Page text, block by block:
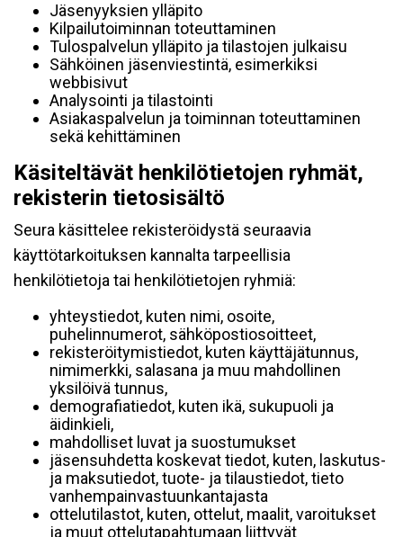
Jäsenyyksien ylläpito
Kilpailutoiminnan toteuttaminen
Tulospalvelun ylläpito ja tilastojen julkaisu
Sähköinen jäsenviestintä, esimerkiksi
webbisivut
Analysointi ja tilastointi
Asiakaspalvelun ja toiminnan toteuttaminen
sekä kehittäminen
Käsiteltävät henkilötietojen ryhmät,
rekisterin tietosisältö
Seura käsittelee rekisteröidystä seuraavia
käyttötarkoituksen kannalta tarpeellisia
henkilötietoja tai henkilötietojen ryhmiä:
yhteystiedot, kuten nimi, osoite,
puhelinnumerot, sähköpostiosoitteet,
rekisteröitymistiedot, kuten käyttäjätunnus,
nimimerkki, salasana ja muu mahdollinen
yksilöivä tunnus,
demografiatiedot, kuten ikä, sukupuoli ja
äidinkieli,
mahdolliset luvat ja suostumukset
jäsensuhdetta koskevat tiedot, kuten, laskutus-
ja maksutiedot, tuote- ja tilaustiedot, tieto
vanhempainvastuunkantajasta
ottelutilastot, kuten, ottelut, maalit, varoitukset
ja muut ottelutapahtumaan liittyvät